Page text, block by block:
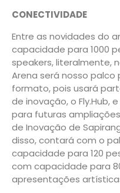
CONECTIVIDADE
Entre as novidades do
capacidade para 1000
speakers, literalmente,
Arena será nosso palco
formato, pois usará
de inovação, o Fly.Hub,
para futuras
de Inovação de
disso, contará com o
capacidade para 120
com capacidade para
apresentações